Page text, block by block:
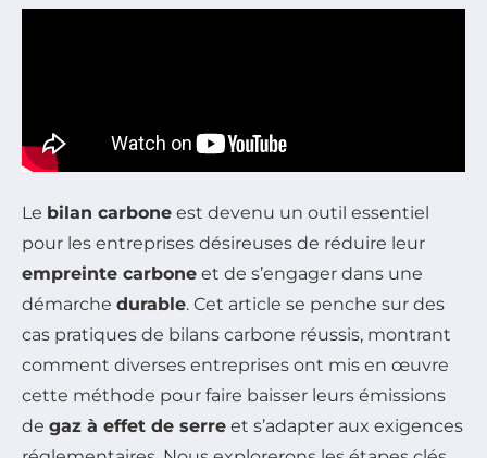
Le bilan carbone est devenu un outil essentiel
pour les entreprises désireuses de réduire leur
empreinte carbone et de s’engager dans une
démarche durable. Cet article se penche sur des
cas pratiques de bilans carbone réussis, montrant
comment diverses entreprises ont mis en œuvre
cette méthode pour faire baisser leurs émissions
de gaz à effet de serre et s’adapter aux exigences